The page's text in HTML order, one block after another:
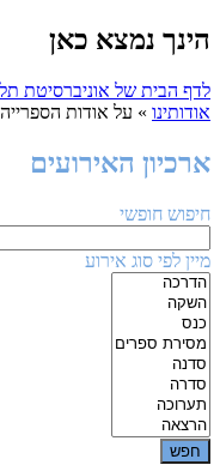
הינך נמצא כאן
לדף הבית של אוניברסיטת
אודותינו » על אודות הספרייה
ארכיון האירועים
חיפוש חופשי
מיין לפי סוג אירוע